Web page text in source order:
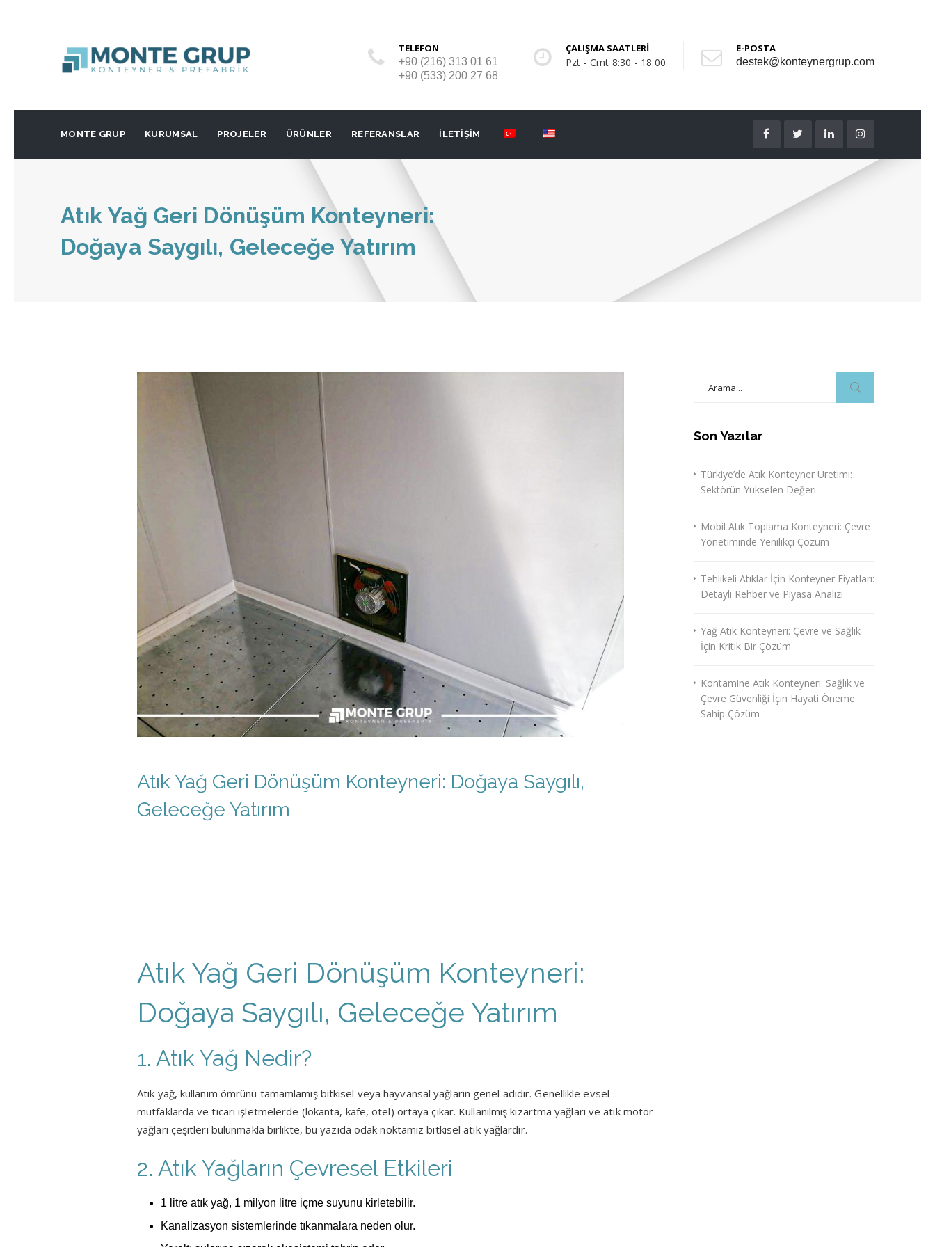
TELEFON
+90 (216) 313 01 61
+90 (533) 200 27 68
ÇALIŞMA SAATLERİ
Pzt - Cmt 8:30 - 18:00
E-POSTA
destek@konteynergrup.com
MONTE GRUP KURUMSAL PROJELER ÜRÜNLER REFERANSLAR İLETİŞİM
Atık Yağ Geri Dönüşüm Konteyneri:
Doğaya Saygılı, Geleceğe Yatırım
Atık Yağ Geri Dönüşüm Konteyneri: Doğaya Saygılı,
Geleceğe Yatırım
Atık Yağ Geri Dönüşüm Konteyneri:
Doğaya Saygılı, Geleceğe Yatırım
1. Atık Yağ Nedir?
Atık yağ, kullanım ömrünü tamamlamış bitkisel veya hayvansal yağların genel adıdır. Genellikle evsel
mutfaklarda ve ticari işletmelerde (lokanta, kafe, otel) ortaya çıkar. Kullanılmış kızartma yağları ve atık motor
yağları çeşitleri bulunmakla birlikte, bu yazıda odak noktamız bitkisel atık yağlardır.
2. Atık Yağların Çevresel Etkileri
1 litre atık yağ, 1 milyon litre içme suyunu kirletebilir.
Kanalizasyon sistemlerinde tıkanmalara neden olur.
Son Yazılar
Türkiye’de Atık Konteyner Üretimi:
Sektörün Yükselen Değeri
Mobil Atık Toplama Konteyneri: Çevre
Yönetiminde Yenilikçi Çözüm
Tehlikeli Atıklar İçin Konteyner Fiyatları:
Detaylı Rehber ve Piyasa Analizi
Yağ Atık Konteyneri: Çevre ve Sağlık
İçin Kritik Bir Çözüm
Kontamine Atık Konteyneri: Sağlık ve
Çevre Güvenliği İçin Hayati Öneme
Sahip Çözüm